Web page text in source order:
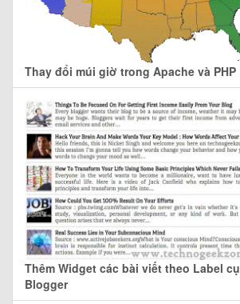
Thay đổi múi giờ trong Apache và PHP
Thêm Widget các bài viết theo Label
Blogger